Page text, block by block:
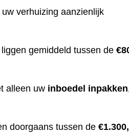
uw verhuizing aanzienlijk
liggen gemiddeld tussen de
alleen uw inboedel inpakken
doorgaans tussen de